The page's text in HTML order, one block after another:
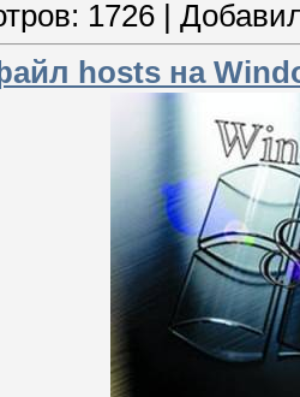
1726 |
hosts на